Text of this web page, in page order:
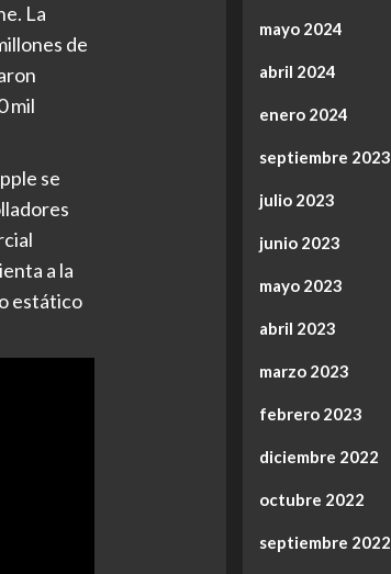
La
de
mil
se
a la
estático
mayo 2024
abril 2024
enero 2024
septiembre 2023
julio 2023
junio 2023
mayo 2023
abril 2023
marzo 2023
febrero 2023
diciembre 2022
octubre 2022
septiembre 2022